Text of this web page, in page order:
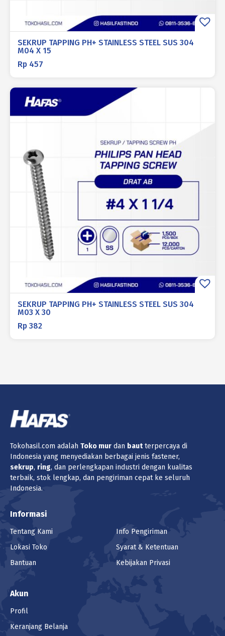
SEKRUP TAPPING PH+ STAINLESS STEEL SUS 304
M04 X 15
Rp 457
SEKRUP TAPPING PH+ STAINLESS STEEL SUS 304
M03 X 30
Rp 382
Tokohasil.com adalah Toko mur dan bautterpercaya di
Indonesia yang menyediakan berbagai jenis fastener,
sekrup, ring, dan perlengkapan industri dengan kualitas
terbaik, stok lengkap, dan pengiriman cepat ke seluruh
Indonesia.
Informasi
Tentang Kami
Lokasi Toko
Bantuan
Info Pengiriman
Syarat & Ketentuan
Kebijakan Privasi
Akun
Profil
Keranjang Belanja